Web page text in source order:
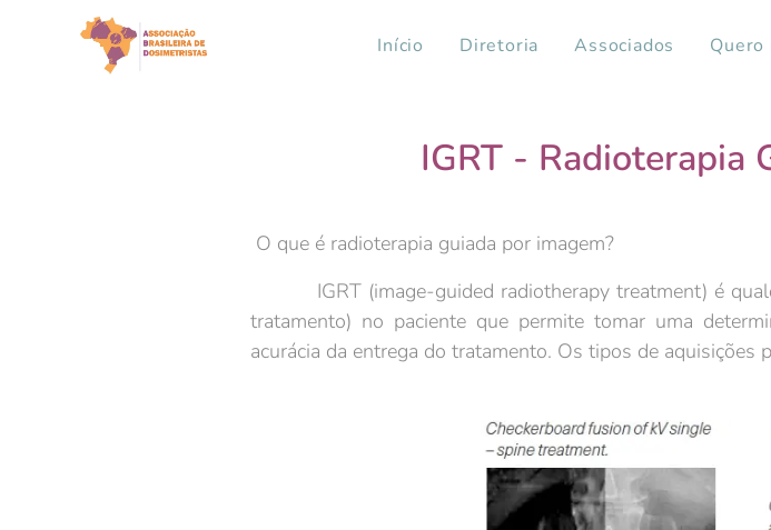
Início Diretoria Associados Quero
IGRT - Radioterapia
O que é radioterapia guiada por imagem?
IGRT (image-guided radiotherapy treatment) é
tratamento) no paciente que permite tomar uma
acurácia da entrega do tratamento. Os tipos de aquisições